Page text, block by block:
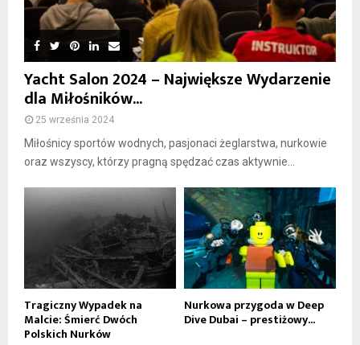
Yacht Salon 2024 – Największe Wydarzenie
dla Miłośników...
25 września 2024
Miłośnicy sportów wodnych, pasjonaci żeglarstwa, nurkowie
oraz wszyscy, którzy pragną spędzać czas aktywnie...
Tragiczny Wypadek na
Malcie: Śmierć Dwóch
Polskich Nurków
Nurkowa przygoda w Deep
Dive Dubai – prestiżowy...